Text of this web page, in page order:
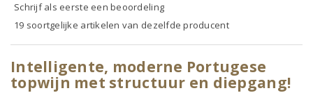
Schrijf als eerste een beoordeling
19 soortgelijke artikelen van dezelfde producent
Intelligente, moderne Portugese
topwijn met structuur en diepgang!